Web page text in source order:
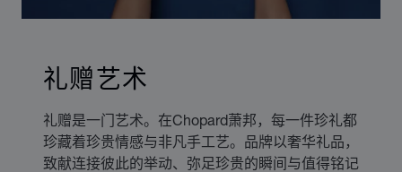
礼赠艺术
礼赠是一门艺术。在Chopard萧邦，每一件珍礼都
珍藏着珍贵情感与非凡手工艺。品牌以奢华礼品，
致献连接彼此的举动、弥足珍贵的瞬间与值得铭记